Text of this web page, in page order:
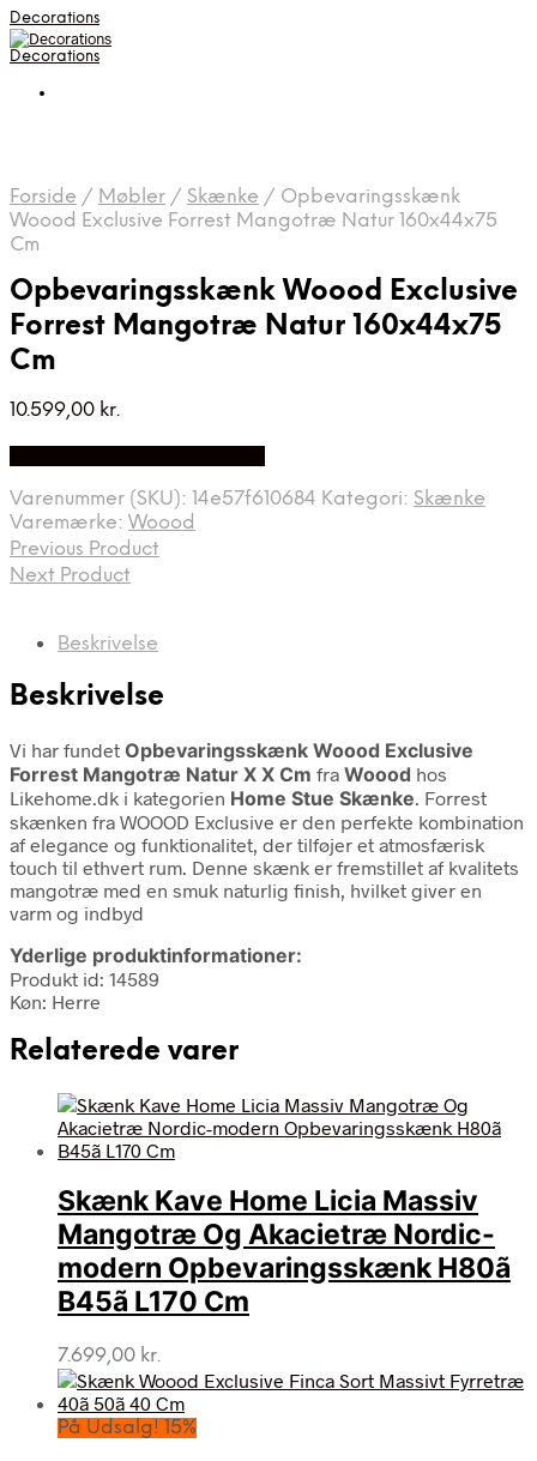
Decorations
Decorations
Forside / Møbler / Skænke / Opbevaringsskænk
Woood Exclusive Forrest Mangotræ Natur 160x44x75
Cm
Opbevaringsskænk Woood Exclusive
Forrest Mangotræ Natur 160x44x75
Cm
10.599,00 kr.
Varenummer (SKU): 14e57f610684 Kategori: Skænke
Varemærke: Woood
Previous Product
Next Product
Beskrivelse
Beskrivelse
Vi har fundet Opbevaringsskænk Woood Exclusive
Forrest Mangotræ Natur X X Cm fra Woood hos
Likehome.dk i kategorien Home Stue Skænke. Forrest
skænken fra WOOOD Exclusive er den perfekte kombination
af elegance og funktionalitet, der tilføjer et atmosfærisk
touch til ethvert rum. Denne skænk er fremstillet af kvalitets
mangotræ med en smuk naturlig finish, hvilket giver en
varm og indbyd
Yderlige produktinformationer:
Produkt id: 14589
Køn: Herre
Relaterede varer
Skænk Kave Home Licia Massiv
Mangotræ Og Akacietræ Nordic-
modern Opbevaringsskænk H80ã
B45ã L170 Cm
7.699,00 kr.
På Udsalg! 15%